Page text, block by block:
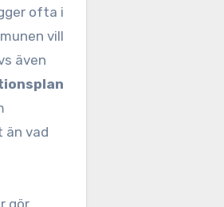
ofta i
vill
även
vad
gör